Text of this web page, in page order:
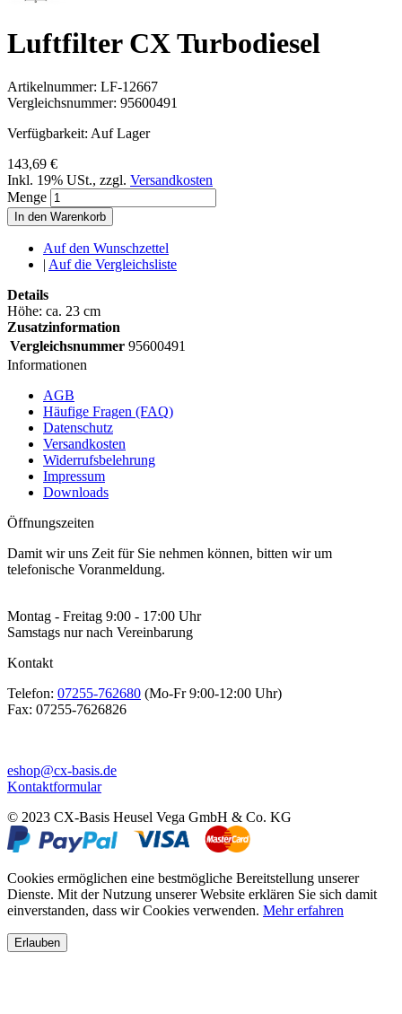
Luftfilter CX Turbodiesel
Artikelnummer: LF-12667
Vergleichsnummer: 95600491
Verfügbarkeit: Auf Lager
143,69 €
Inkl. 19% USt., zzgl. Versandkosten
Menge
In den Warenkorb
Auf den Wunschzettel
| Auf die Vergleichsliste
Details
Höhe: ca. 23 cm
Zusatzinformation
Vergleichsnummer 95600491
Informationen
AGB
Häufige Fragen (FAQ)
Datenschutz
Versandkosten
Widerrufsbelehrung
Impressum
Downloads
Öffnungszeiten
Damit wir uns Zeit für Sie nehmen können, bitten wir um
telefonische Voranmeldung.
Montag - Freitag 9:00 - 17:00 Uhr
Samstags nur nach Vereinbarung
Kontakt
Telefon: 07255-762680 (Mo-Fr 9:00-12:00 Uhr)
Fax: 07255-7626826
eshop@cx-basis.de
Kontaktformular
© 2023 CX-Basis Heusel Vega GmbH & Co. KG
Cookies ermöglichen eine bestmögliche Bereitstellung unserer
Dienste. Mit der Nutzung unserer Website erklären Sie sich damit
einverstanden, dass wir Cookies verwenden. Mehr erfahren
Erlauben